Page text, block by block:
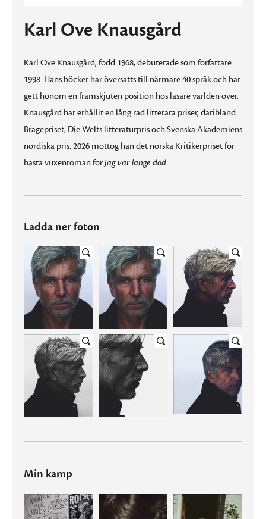
Karl Ove Knausgård
Karl Ove Knausgård, född 1968, debuterade som författare
1998. Hans böcker har översatts till närmare 40 språk och har
gett honom en framskjuten position hos läsare världen över.
Knausgård har erhållit en lång rad litterära priser, däribland
Bragepriset, Die Welts litteraturpris och Svenska Akademiens
nordiska pris. 2026 mottog han det norska Kritikerpriset för
bästa vuxenroman förJag var länge död.
Ladda ner foton
Min kamp